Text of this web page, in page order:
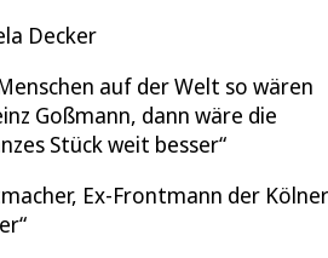
Decker
auf der Welt so wären
Goßmann, dann wäre die
Stück weit besser
Ex-Frontmann der Kölner